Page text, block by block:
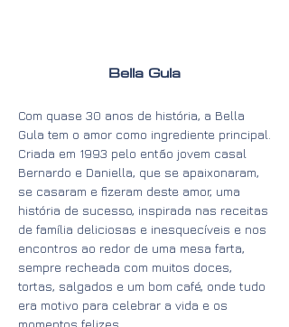
Bella Gula
Com quase 30 anos de história, a Bella
Gula tem o amor como ingrediente principal.
Criada em 1993 pelo então jovem casal
Bernardo e Daniella, que se apaixonaram,
se casaram e fizeram deste amor, uma
história de sucesso, inspirada nas receitas
de família deliciosas e inesquecíveis e nos
encontros ao redor de uma mesa farta,
sempre recheada com muitos doces,
tortas, salgados e um bom café, onde tudo
era motivo para celebrar a vida e os
momentos felizes.